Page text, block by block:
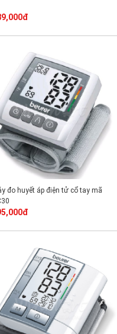
đo huyết áp điện tử cổ tay mã